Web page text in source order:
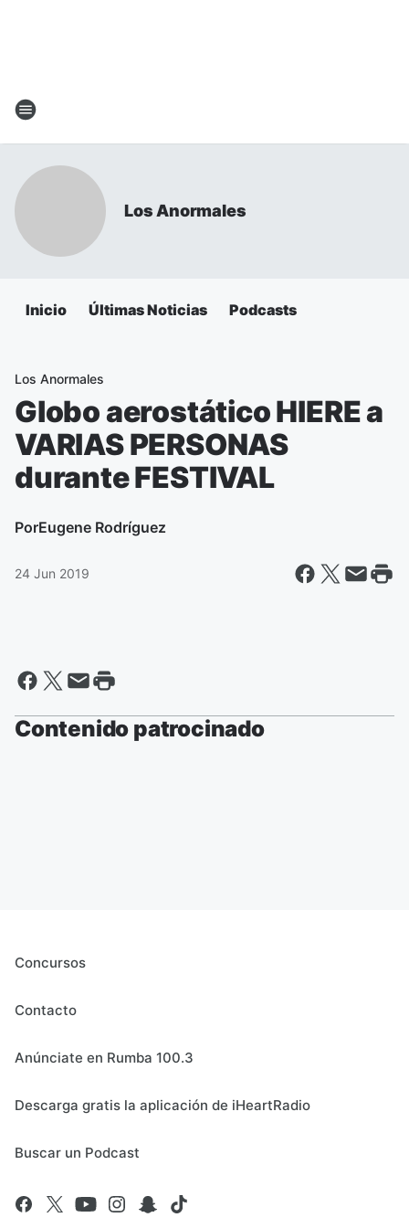
Los Anormales
Inicio Últimas Noticias Podcasts
Los Anormales
Globo aerostático HIERE a
VARIAS PERSONAS
durante FESTIVAL
PorEugene Rodríguez
24 Jun 2019
Contenido patrocinado
Concursos
Contacto
Anúnciate en Rumba 100.3
Descarga gratis la aplicación de iHeartRadio
Buscar un Podcast